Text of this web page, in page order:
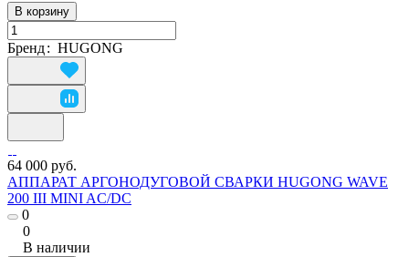
В корзину
Бренд: HUGONG
64 000 руб.
АППАРАТ АРГОНОДУГОВОЙ СВАРКИ HUGONG WAVE
200 III MINI AC/DC
0
0
В наличии